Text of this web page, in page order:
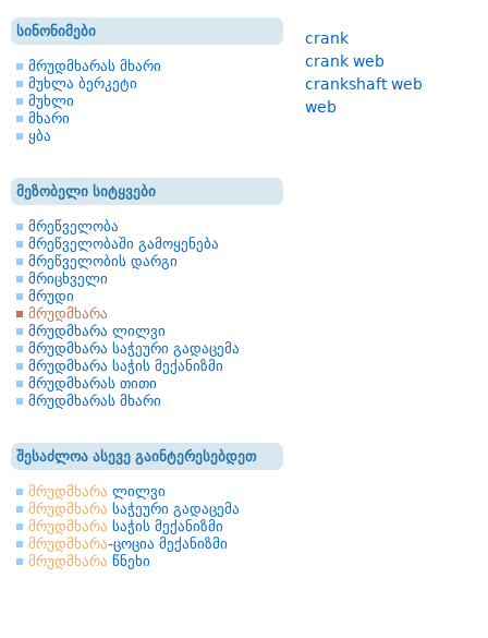
სინონიმები
მრუდმხარას მხარი
მუხლა ბერკეტი
მუხლი
მხარი
ყბა
მეზობელი სიტყვები
მრეწველობა
მრეწველობაში გამოყენება
მრეწველობის დარგი
მრიცხველი
მრუდი
მრუდმხარა
მრუდმხარა ლილვი
მრუდმხარა საჭეური გადაცემა
მრუდმხარა საჭის მექანიზმი
მრუდმხარას თითი
მრუდმხარას მხარი
შესაძლოა ასევე გაინტერესებდეთ
მრუდმხარა ლილვი
მრუდმხარა საჭეური გადაცემა
მრუდმხარა საჭის მექანიზმი
მრუდმხარა-ცოცია მექანიზმი
მრუდმხარა წნეხი
crank
crank web
crankshaft web
web